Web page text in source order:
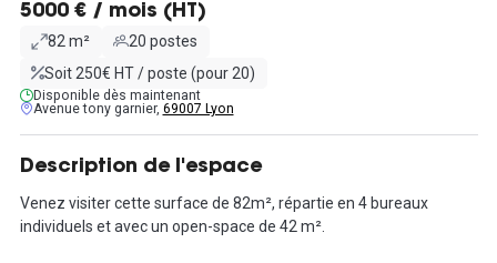
5000 € / mois (HT)
82 m²
20 postes
Soit 250€ HT / poste (pour 20)
Disponible dès maintenant
Avenue tony garnier, 69007 Lyon
Description de l'espace
Venez visiter cette surface de 82m², répartie en 4 bureaux
individuels et avec un open-space de 42 m².